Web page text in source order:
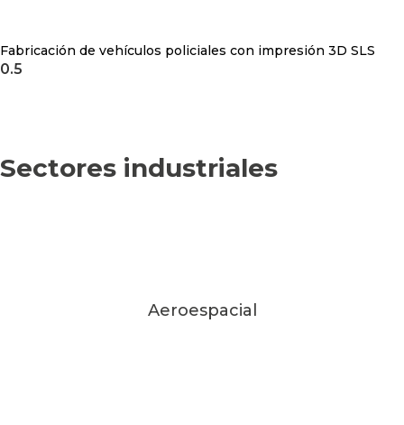
Fabricación de vehículos policiales con impresión 3D SLS
Sectores industriales
Aeroespacial